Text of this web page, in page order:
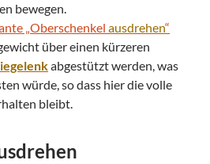
bewegen.
„Oberschenkel ausdrehen“
über einen kürzeren
abgestützt werden, was
würde, so dass hier die volle
bleibt.